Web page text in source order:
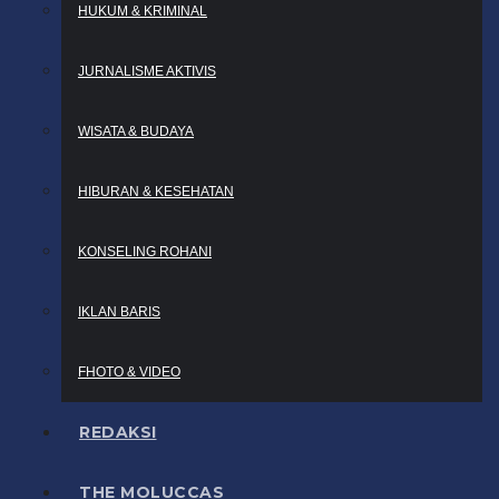
HUKUM & KRIMINAL
JURNALISME AKTIVIS
WISATA & BUDAYA
HIBURAN & KESEHATAN
KONSELING ROHANI
IKLAN BARIS
FHOTO & VIDEO
REDAKSI
THE MOLUCCAS